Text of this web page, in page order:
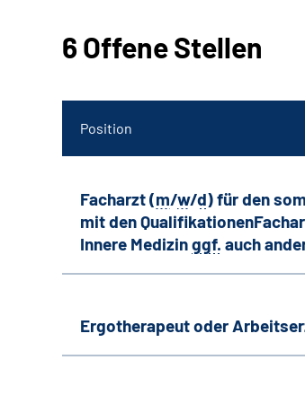
6 Offene Stellen
Position
Facharzt (m/w/d) für den
mit den
Innere Medizinggf. auch
Ergotherapeut oder